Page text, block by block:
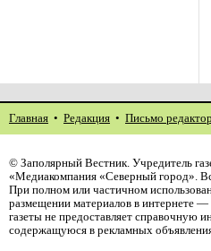
Главная • Редакция • Письмо
© Заполярный Вестник. Учредитель
«Медиакомпания «Северный город».
При полном или частичном
размещении материалов в интернете —
газеты не предоставляет справочную
содержащуюся в рекламных